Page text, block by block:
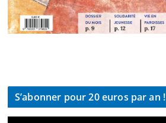
S’abonner pour 20 euros par an !